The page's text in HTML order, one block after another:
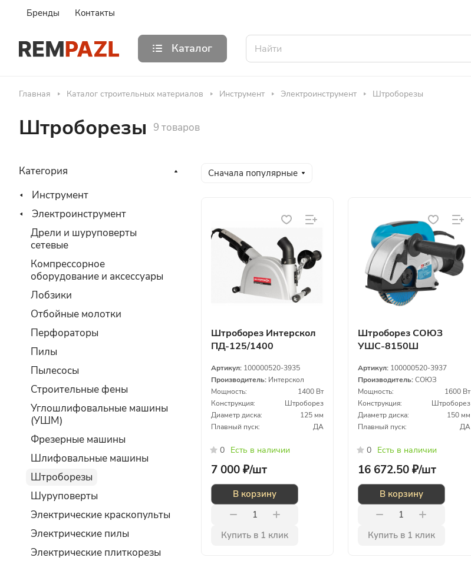
Бренды Контакты
Каталог
Главная Каталог строительных материалов Инструмент Электроинструмент Штроборезы
Штроборезы 9 товаров
Сначала популярные
Штроборез Интерскол
ПД-125/1400
Артикул: 100000520-3935
Производитель: Интерскол
Мощность:
1400 Вт
Конструкция:
Штроборез
Диаметр диска:
125 мм
Плавный пуск:
ДА
0 Есть в наличии
7 000 ₽/шт
В корзину
Купить в 1 клик
Штроборез СОЮЗ
УШС-8150Ш
Артикул: 100000520-3937
Производитель:СОЮЗ
Мощность:
1600 Вт
Конструкция:
Штроборез
Диаметр диска:
150 мм
Плавный пуск:
ДА
0 Есть в наличии
16 672.50 ₽/шт
В корзину
Купить в 1 клик
Категория
Инструмент
Электроинструмент
Дрели и шуруповерты
сетевые
Компрессорное
оборудование и аксессуары
Лобзики
Отбойные молотки
Перфораторы
Пилы
Пылесосы
Строительные фены
Углошлифовальные машины
(УШМ)
Фрезерные машины
Шлифовальные машины
Штроборезы
Шуруповерты
Электрические краскопульты
Электрические пилы
Электрические плиткорезы